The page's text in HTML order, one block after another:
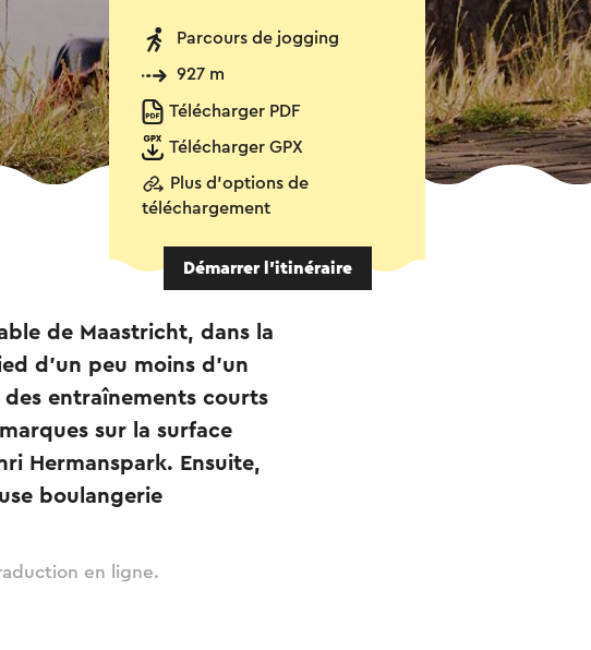
Parcours de jogging
927 m
Télécharger PDF
Télécharger GPX
Plus d'options de
téléchargement
Démarrer l’itinéraire
de Maastricht, dans la
d'un peu moins d'un
entraînements courts
sur la surface
Hermanspark. Ensuite,
boulangerie
en ligne.